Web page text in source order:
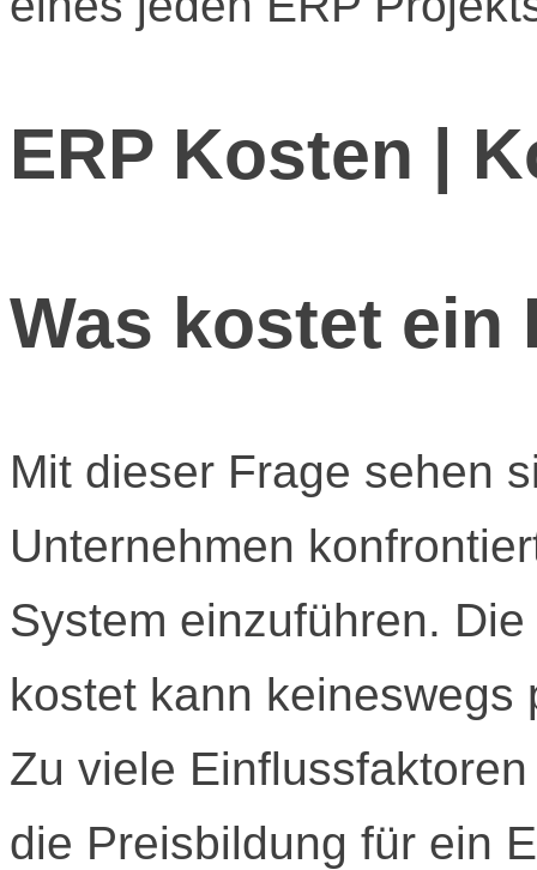
ERP Kosten |
Was kostet ein
Mit dieser Frage sehen
Unternehmen
System einzuführen.
kostet kann keineswegs
Zu viele
die Preisbildung für ein